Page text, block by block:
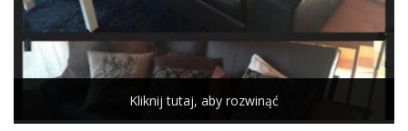
Kliknij tutaj, aby rozwinąć